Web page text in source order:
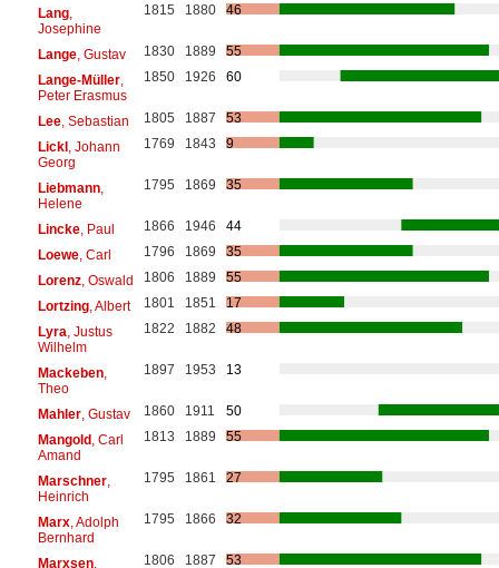
Lang,
Josephine
1815 1880 46
Lange, Gustav 1830 1889
55
Lange-Müller,
Peter Erasmus
1850 1926 60
Lee, Sebastian 1805 1887
53
Lickl, Johann
Georg
1769 1843 9
Liebmann,
Helene
1795 1869 35
Lincke, Paul 1866 1946
44
Loewe, Carl 1796 1869
35
Lorenz, Oswald 1806 1889
55
Lortzing, Albert 1801 1851
17
Lyra , Justus
Wilhelm
1822 1882 48
Mackeben,
Theo
1897 1953 13
Mahler, Gustav 1860 1911
50
Mangold, Carl
Amand
1813 1889 55
Marschner,
Heinrich
1795 1861 27
Marx, Adolph
Bernhard
1795 1866 32
Marxsen, 1806 1887 53